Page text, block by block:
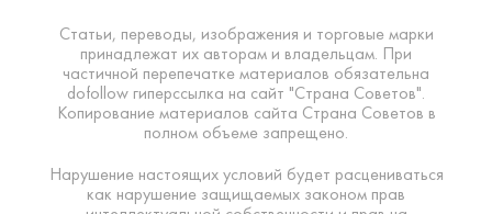
Статьи, переводы, изображения и торговые марки
принадлежат их авторам и владельцам. При
частичной перепечатке материалов обязательна
dofollow гиперссылка на сайт "Страна Советов".
Копирование материалов сайта Страна Советов в
полном объеме запрещено.
Нарушение настоящих условий будет расцениваться
как нарушение защищаемых законом прав